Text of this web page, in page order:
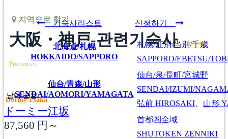
지역으로 찾기
北海道/札幌
HOKKAIDO/SAPPORO
札幌/江別/当別/千歳
SAPPORO/EBETSU/
仙台/青森/山形
SENDAI/AOMORI/YAMAGATA
仙台/泉/長町/宮城野
SENDAI/IZUMI/
弘前 HIROSAKI 山形
首都圏全域
SHUTOKEN ZENNIKI
기숙사리스트 신청하기
大阪・神戸-관련기숙사 Related
Properties
남녀 공용
Dormy Esaka
ドーミー江坂
87,560 円～